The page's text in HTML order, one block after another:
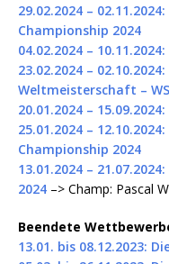
29.02.2024 –
Championship 2024
04.02.2024 –
23.02.2024 –
Weltmeisterschaft –
20.01.2024 –
25.01.2024 –
Championship 2024
13.01.2024 –
2024 –> Champ: Pascal
Beendete
13.01. bis 08.12.2023: